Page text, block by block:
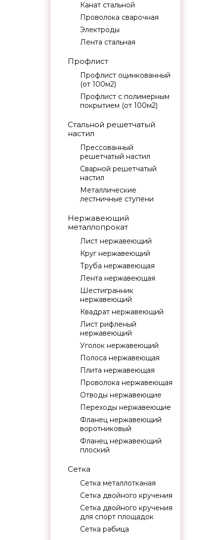
Канат стальной
Проволока сварочная
Электроды
Лента стальная
Профлист
Профлист оцинкованный
(от 100м2)
Профлист с полимерным
покрытием (от 100м2)
Стальной решетчатый
настил
Прессованный
решетчатый настил
Сварной решетчатый
настил
Металлические
лестничные ступени
Нержавеющий
металлопрокат
Лист нержавеющий
Круг нержавеющий
Труба нержавеющая
Лента нержавеющая
Шестигранник
нержавеющий
Квадрат нержавеющий
Лист рифленый
нержавеющий
Уголок нержавеющий
Полоса нержавеющая
Плита нержавеющая
Проволока нержавеющая
Отводы нержавеющие
Переходы нержавеющие
Фланец нержавеющий
воротниковый
Фланец нержавеющий
плоский
Сетка
Сетка металлотканая
Сетка двойного кручения
Сетка двойного кручения
для спорт площадок
Сетка рабица